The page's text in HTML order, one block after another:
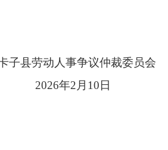
县劳动人事争议仲裁委员会
2026年2月10 日